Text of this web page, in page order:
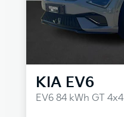
KIA EV6
EV6 84 kWh GT 4x4